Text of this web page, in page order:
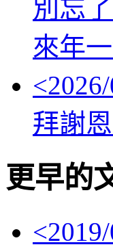
別忘
來年
<
拜謝
更早的
<